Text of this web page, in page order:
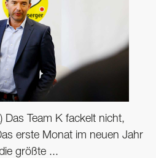
Das Team K fackelt nicht,
erste Monat im neuen Jahr
größte ...